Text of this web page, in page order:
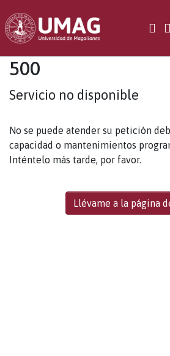
500
Servicio no disponible
No se puede atender su petición
capacidad o mantenimientos
Inténtelo más tarde, por favor.
Llévame a la página